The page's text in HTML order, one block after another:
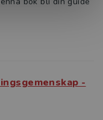
-